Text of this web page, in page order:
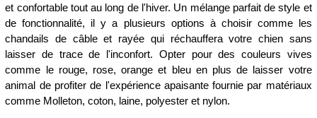
et confortable tout au long de l'hiver. Un mélange parfait de style et
de fonctionnalité, il y a plusieurs options à choisir comme les
chandails de câble et rayée qui réchauffera votre chien sans
laisser de trace de l'inconfort. Opter pour des couleurs vives
comme le rouge, rose, orange et bleu en plus de laisser votre
animal de profiter de l'expérience apaisante fournie par matériaux
comme Molleton, coton, laine, polyester et nylon.